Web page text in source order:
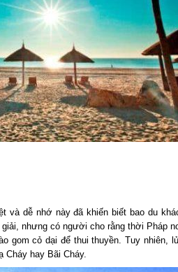
và dễ nhớ này đã khiến biết bao du
nhưng có người cho rằng thời Pháp
gom cỏ dại để thui thuyền. Tuy nhiên,
hay Bãi Cháy.